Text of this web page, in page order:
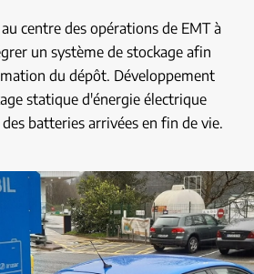
centre des opérations de EMT à
un système de stockage afin
du dépôt. Développement
statique d'énergie électrique
batteries arrivées en fin de vie.